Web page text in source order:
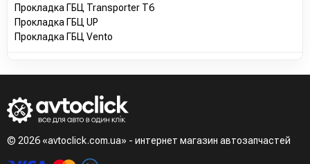
Прокладка ГБЦ Transporter T6
Прокладка ГБЦ UP
Прокладка ГБЦ Vento
© 2026 «avtoclick.com.ua» - интернет магазин автозапчастей